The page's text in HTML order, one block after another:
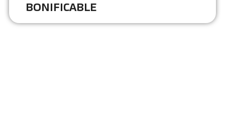
BONIFICABLE